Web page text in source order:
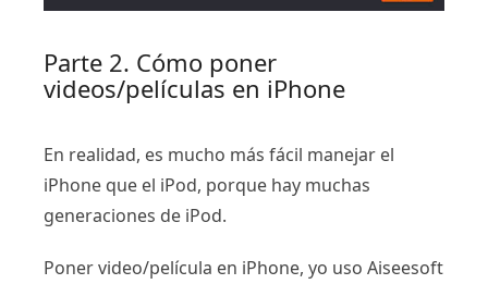
Parte 2. Cómo poner
videos/películas en iPhone
En realidad, es mucho más fácil manejar el
iPhone que el iPod, porque hay muchas
generaciones de iPod.
Poner video/película en iPhone, yo uso Aiseesoft